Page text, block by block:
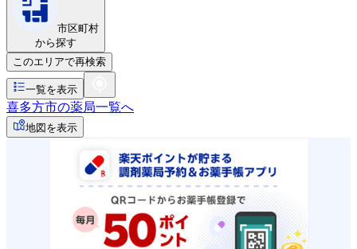
市区町村
から探す
このエリアで再検索
一覧を表示
喜多方市の薬局一覧へ
地図を表示